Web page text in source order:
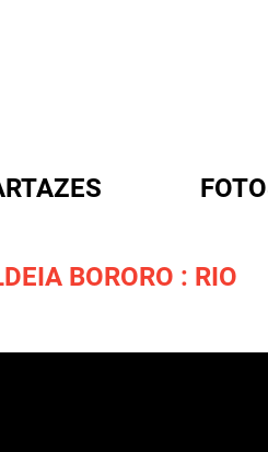
BORORO : RIO